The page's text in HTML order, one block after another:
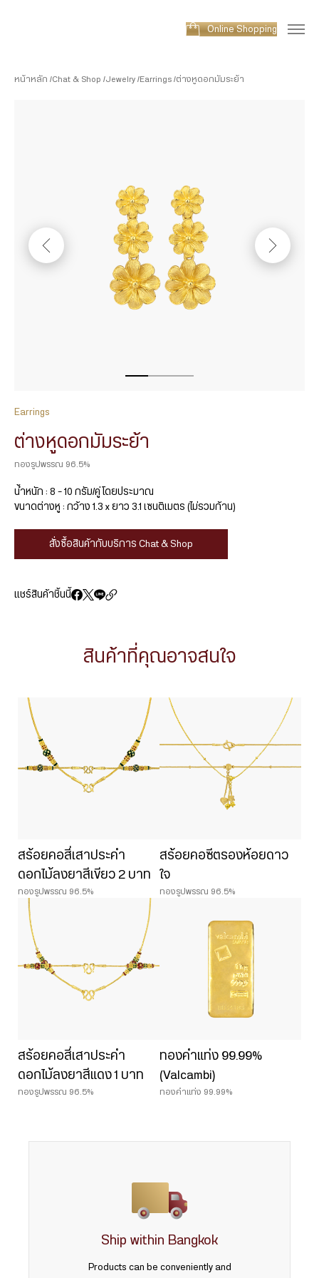
Online Shopping
หน้าหลัก Chat & Shop Jewelry Earrings ต่างหูดอกมัมระย้า
Earrings
ต่างหูดอกมัมระย้า
ทองรูปพรรณ 96.5%
น้ำหนัก : 8 – 10 กรัม/คู่ โดยประมาณ
ขนาดต่างหู : กว้าง 1.3 x ยาว 3.1 เซนติเมตร (ไม่รวมก้าน)
สั่งซื้อสินค้ากับบริการ Chat & Shop
แชร์สินค้าชิ้นนี้
สินค้าที่คุณอาจสนใจ
สร้อยคอสี่เสาประคำ
ดอกไม้ลงยาสีเขียว 2 บาท
ทองรูปพรรณ 96.5%
สร้อยคอซีตรองห้อยดาว
ใจ
ทองรูปพรรณ 96.5%
สร้อยคอสี่เสาประคำ
ดอกไม้ลงยาสีแดง 1 บาท
ทองรูปพรรณ 96.5%
ทองคำแท่ง 99.99%
(Valcambi)
ทองคำแท่ง 99.99%
Ship within Bangkok
Products can be conveniently and